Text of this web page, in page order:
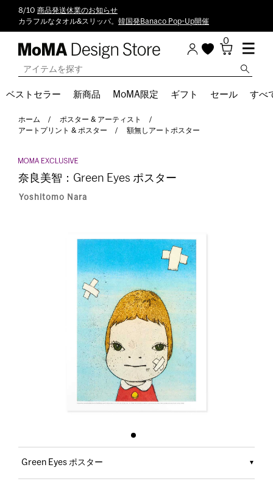
8/10 商品発送休業のお知らせ
カラフルなタオル&スリッパ。 韓国発Banaco Pop-Up開催
0
ベストセラー 新商品 MoMA限定 ギフト セール すべ
ホーム
ポスター & アーティスト
アートプリント & ポスター
額無しアートポスター
奈良美智：Green Eyes ポスター
Yoshitomo Nara
Green Eyes ポスター